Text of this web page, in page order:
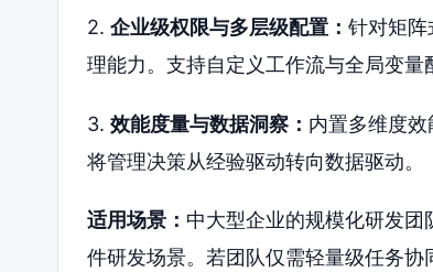
2. 企业级权限与多层级配置： 针对矩阵
理能力。支持自定义工作流与全局变量
3. 效能度量与数据洞察： 内置多维度
将管理决策从经验驱动转向数据驱动。
适用场景： 中大型企业的规模化研发
件研发场景。若团队仅需轻量级任务协